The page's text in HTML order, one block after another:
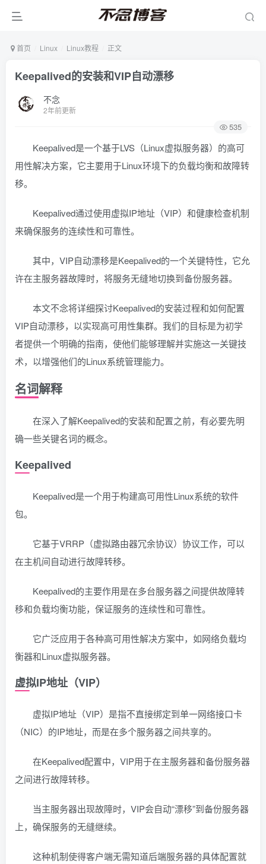
首页 Linux Linux教程 正文
Keepalived的安装和VIP自动漂移
不念
2年前更新
535
Keepalived是一个基于LVS（Linux虚拟服务器）的高可
用性解决方案，它主要用于Linux环境下的负载均衡和故障转
移。
Keepalived通过使用虚拟IP地址（VIP）和健康检查机制
来确保服务的连续性和可靠性。
其中，VIP自动漂移是Keepalived的一个关键特性，它允
许在主服务器故障时，将服务无缝地切换到备份服务器。
本文不念将详细探讨Keepalived的安装过程和如何配置
VIP自动漂移，以实现高可用性集群。我们的目标是为初学
者提供一个明确的指南，使他们能够理解并实施这一关键技
术，以增强他们的Linux系统管理能力。
名词解释
在深入了解Keepalived的安装和配置之前，有必要先明
确一些关键名词的概念。
Keepalived
Keepalived是一个用于构建高可用性Linux系统的软件
包。
它基于VRRP（虚拟路由器冗余协议）协议工作，可以
在主机间自动进行故障转移。
Keepalived的主要作用是在多台服务器之间提供故障转
移和负载均衡功能，保证服务的连续性和可靠性。
它广泛应用于各种高可用性解决方案中，如网络负载均
衡器和Linux虚拟服务器。
虚拟IP地址（VIP）
虚拟IP地址（VIP）是指不直接绑定到单一网络接口卡
（NIC）的IP地址，而是在多个服务器之间共享的。
在Keepalived配置中，VIP用于在主服务器和备份服务器
之间进行故障转移。
当主服务器出现故障时，VIP会自动“漂移”到备份服务器
上，确保服务的无缝继续。
这种机制使得客户端无需知道后端服务器的具体配置就